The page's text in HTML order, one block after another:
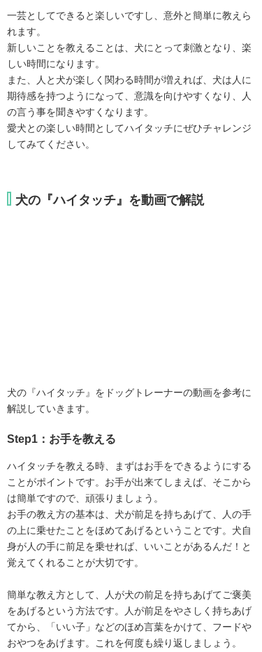
一芸としてできると楽しいですし、意外と簡単に教えら
れます。
新しいことを教えることは、犬にとって刺激となり、楽
しい時間になります。
また、人と犬が楽しく関わる時間が増えれば、犬は人に
期待感を持つようになって、意識を向けやすくなり、人
の言う事を聞きやすくなります。
愛犬との楽しい時間としてハイタッチにぜひチャレンジ
してみてください。
犬の『ハイタッチ』を動画で解説
犬の『ハイタッチ』をドッグトレーナーの動画を参考に
解説していきます。
Step1：お手を教える
ハイタッチを教える時、まずはお手をできるようにする
ことがポイントです。お手が出来てしまえば、そこから
は簡単ですので、頑張りましょう。
お手の教え方の基本は、犬が前足を持ちあげて、人の手
の上に乗せたことをほめてあげるということです。犬自
身が人の手に前足を乗せれば、いいことがあるんだ！と
覚えてくれることが大切です。
簡単な教え方として、人が犬の前足を持ちあげてご褒美
をあげるという方法です。人が前足をやさしく持ちあげ
てから、「いい子」などのほめ言葉をかけて、フードや
おやつをあげます。これを何度も繰り返しましょう。